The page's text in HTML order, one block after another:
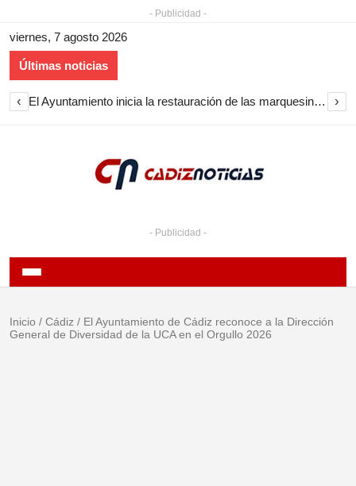
- Publicidad -
viernes, 7 agosto 2026
Últimas noticias
‹ El Ayuntamiento inicia la restauración de las marquesinas de Plaza Esteve para volver a instalarlas en el centro de Jerez ›
- Publicidad -
Inicio / Cádiz / El Ayuntamiento de Cádiz reconoce a la Dirección
General de Diversidad de la UCA en el Orgullo 2026